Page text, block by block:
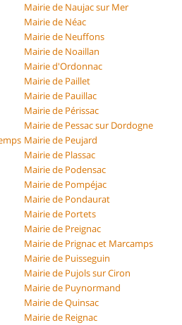
Mairie de Naujac sur Mer
Mairie de Néac
Mairie de Neuffons
Mairie de Noaillan
Mairie d'Ordonnac
Mairie de Paillet
Mairie de Pauillac
Mairie de Périssac
Mairie de Pessac sur Dordogne
Mairie de Peujard
Mairie de Plassac
Mairie de Podensac
Mairie de Pompéjac
Mairie de Pondaurat
Mairie de Portets
Mairie de Preignac
Mairie de Prignac et Marcamps
Mairie de Puisseguin
Mairie de Pujols sur Ciron
Mairie de Puynormand
Mairie de Quinsac
Mairie de Reignac